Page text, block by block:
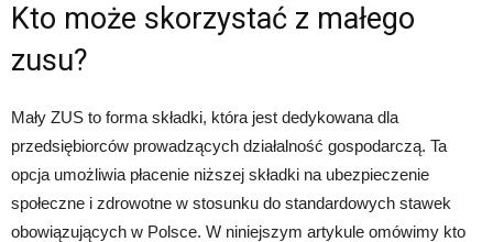
Kto może skorzystać z małego
zusu?
Mały ZUS to forma składki, która jest dedykowana dla
przedsiębiorców prowadzących działalność gospodarczą. Ta
opcja umożliwia płacenie niższej składki na ubezpieczenie
społeczne i zdrowotne w stosunku do standardowych stawek
obowiązujących w Polsce. W niniejszym artykule omówimy kto